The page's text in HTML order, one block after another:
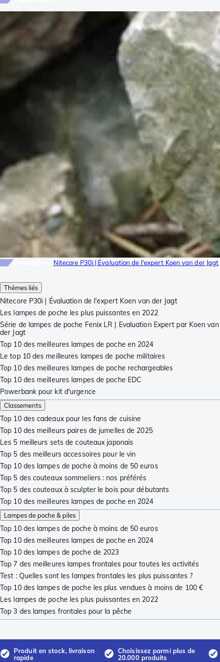
Thèmes liés
Nitecore P30i | Évaluation de l'expert Koen van der Jagt
Les lampes de poche les plus puissantes en 2022
Série de lampes de poche Fenix LR | Evaluation Expert par Koen van
der Jagt
Top 10 des meilleures lampes de poche en 2024
Le top 10 des meilleures lampes de poche militaires
Top 10 des meilleures lampes de poche rechargeables
Top 10 des meilleures lampes de poche EDC
Powerbank pour kit d'urgence
Classements
Top 10 des cadeaux pour les fans de cuisine
Top 10 des meilleurs paires de jumelles de 2025
Les 5 meilleurs sets de couteaux japonais
Top 5 des meilleurs accessoires pour le vin
Top 10 des lampes de poche à moins de 50 euros
Top 5 des couteaux sommeliers : nos préférés
Top 5 des couteaux à sculpter le bois pour débutants
Top 10 des meilleures lampes de poche en 2024
Lampes de poche & piles
Top 10 des lampes de poche à moins de 50 euros
Top 10 des meilleures lampes de poche en 2024
Top 10 des lampes de poche de 2023
Top 7 des meilleures lampes frontales pour toutes les activités
Test : Quelles sont les lampes frontales les plus puissantes ?
Top 10 des lampes de poche les plus vendues à moins de 100 €
Les lampes de poche les plus puissantes en 2022
Top 3 des lampes frontales pour la pêche
Nitecore P30i | Évaluation de l'expert Koen van der Jagt
Produit en stock, livraison
rapide
Choisissez parmi plus de
20.000 produits